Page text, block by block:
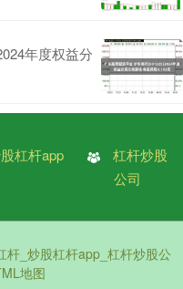
年度权益分
杠杆app
杠杆炒股
公司
杆_炒股杠杆app_杠杆炒股公
地图